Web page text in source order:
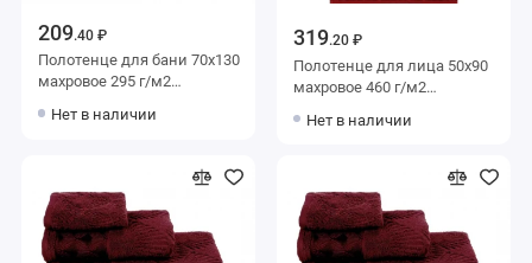
209.40 ₽
Полотенце для бани 70х130
махровое 295 г/м2
мануфактура
Нет в наличии
319.20 ₽
Полотенце для лица 50х90
махровое 460 г/м2
мануфактура
Нет в наличии